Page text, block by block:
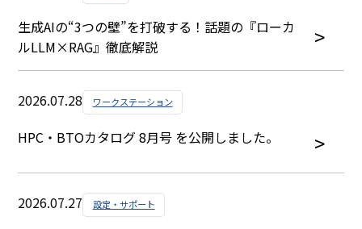
生成AIの“3つの壁”を打破する！話題の『ローカ
ルLLM×RAG』徹底解説
2026.07.28 ワークステーション
HPC・BTOカタログ 8月号 を公開しました。
2026.07.27 設定・サポート